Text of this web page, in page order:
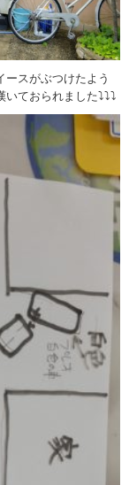
スがぶつけたよう
いておられました⤵⤵⤵